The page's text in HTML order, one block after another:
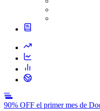
90% OFF el primer mes de